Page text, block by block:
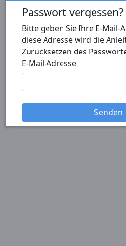
Passwort vergessen?
Bitte geben Sie Ihre E-Mail-
diese Adresse wird die
Zurücksetzen des
E-Mail-Adresse
Senden